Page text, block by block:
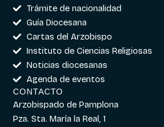
Trámite de nacionalidad
Guía Diocesana
Cartas del Arzobispo
Instituto de Ciencias Religiosas
Noticias diocesanas
Agenda de eventos
CONTACTO
Arzobispado de Pamplona
Pza. Sta. María la Real, 1